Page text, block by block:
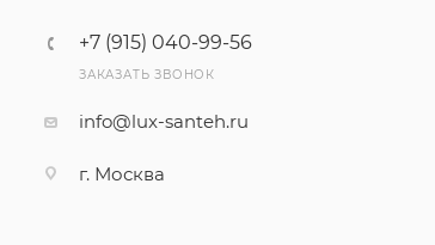
+7 (915) 040-99-56
ЗАКАЗАТЬ ЗВОНОК
info@lux-santeh.ru
г. Москва